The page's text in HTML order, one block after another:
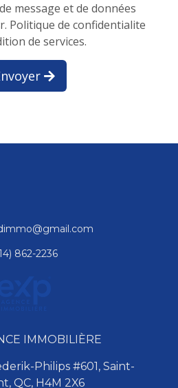
message et de données
Politique de confidentialite
de services.
862-2236
IMMOBILIÈRE
Philips #601, Saint-
QC, H4M 2X6